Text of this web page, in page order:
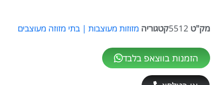
מק"ט 5512קטגוריה מזוזות מעוצבות | בתי מזוזה מעוצבים
הזמנות בווצאפ בלבד